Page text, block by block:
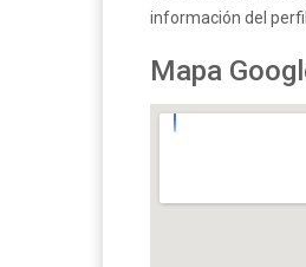
información del
Mapa